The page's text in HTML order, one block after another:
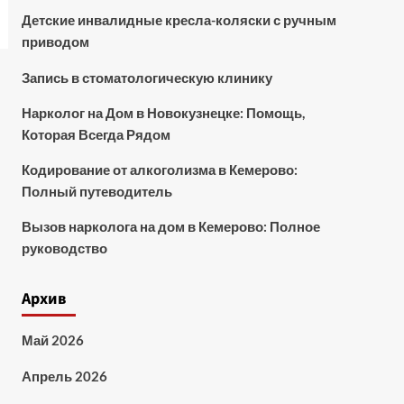
Детские инвалидные кресла-коляски с ручным
приводом
Запись в стоматологическую клинику
Нарколог на Дом в Новокузнецке: Помощь,
Которая Всегда Рядом
Кодирование от алкоголизма в Кемерово:
Полный путеводитель
Вызов нарколога на дом в Кемерово: Полное
руководство
Архив
Май 2026
Апрель 2026